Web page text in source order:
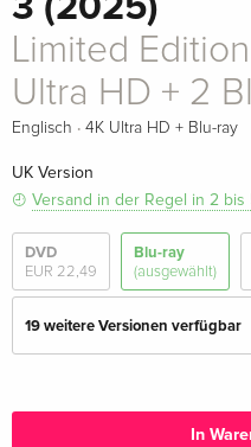
Limited
Ultra HD + 2
Englisch · 4K Ultra HD + Blu-ray
UK Version
Versand in der Regel in 2 bis
DVD
EUR 22,49
Blu-ray
(ausgewählt)
19 weitere Versionen verfügbar
In